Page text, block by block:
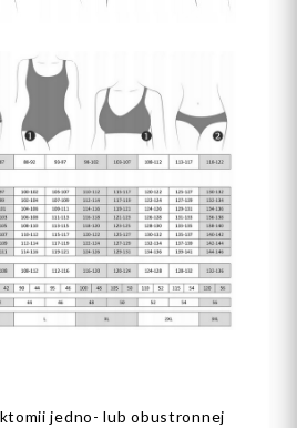
jedno- lub obustronnej